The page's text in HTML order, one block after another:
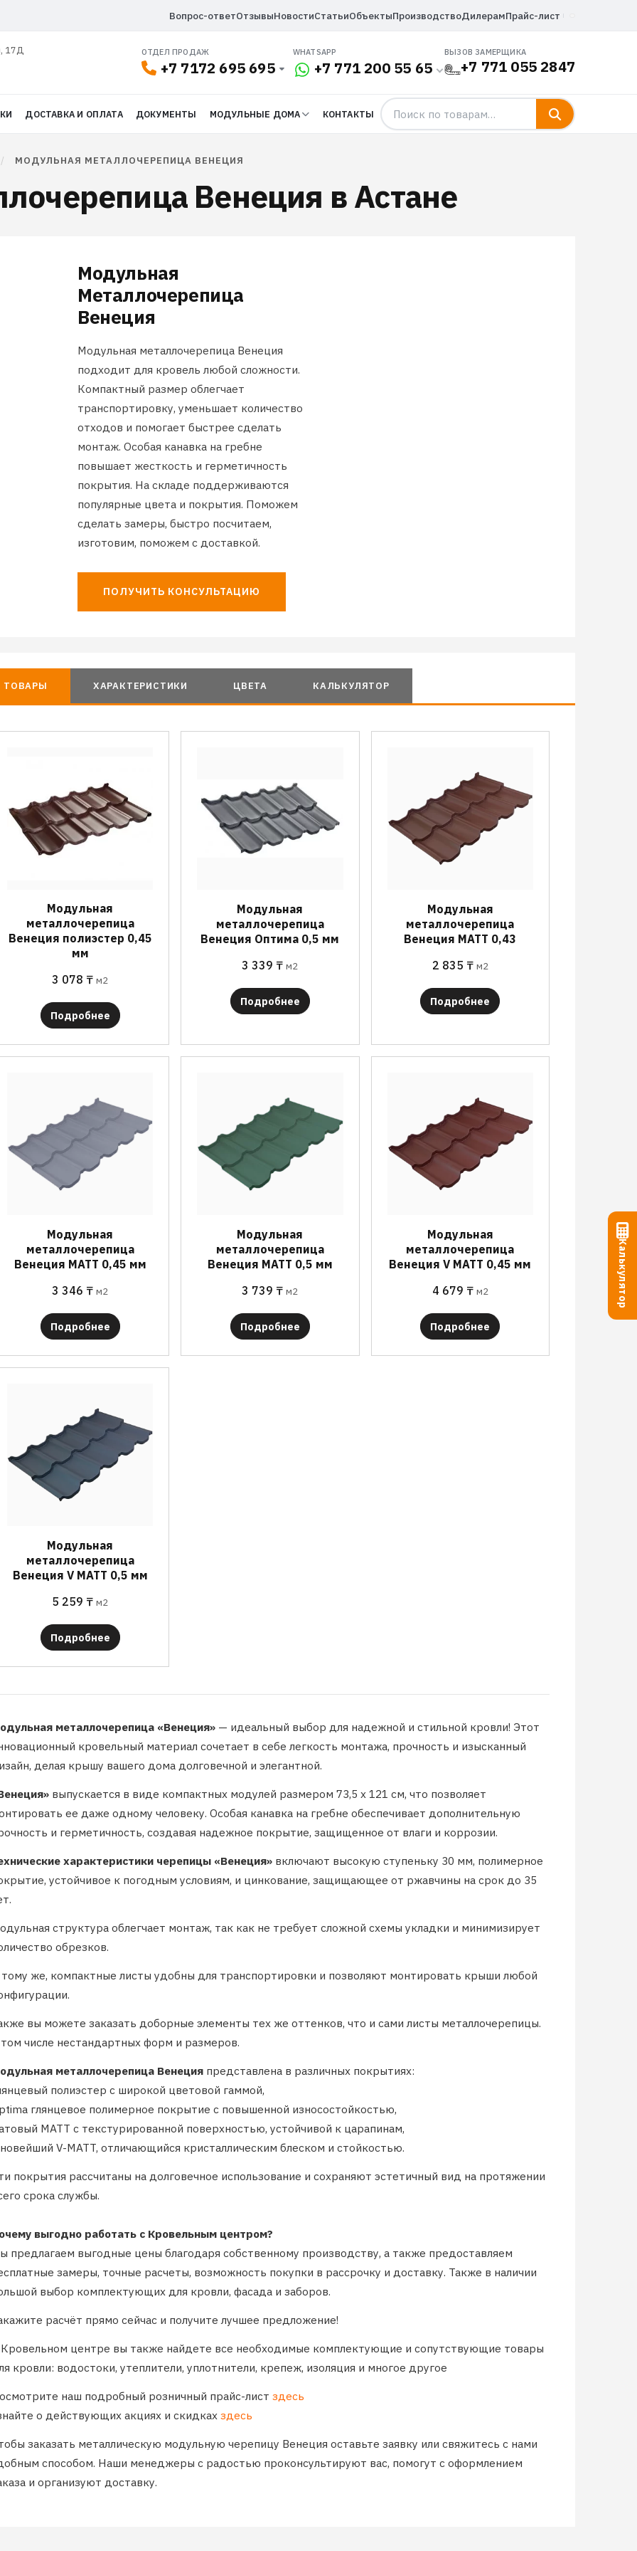
Вопрос-ответОтзывыНовостиСтатьиОбъектыПроизводствоДилерамПрайс-лист
17Д
ОТДЕЛ ПРОДАЖ
+7 7172 695 695
WHATSAPP
+7 771 200 55 65
ВЫЗОВ ЗАМЕРЩИКА
+7 771 055 2847
ДОСТАВКА И ОПЛАТА ДОКУМЕНТЫ МОДУЛЬНЫЕ ДОМА КОНТАКТЫ
/ МОДУЛЬНАЯ МЕТАЛЛОЧЕРЕПИЦА ВЕНЕЦИЯ
Венеция в Астане
Модульная
Металлочерепица
Венеция
Модульная металлочерепица Венеция
подходит для кровель любой сложности.
Компактный размер облегчает
транспортировку, уменьшает количество
отходов и помогает быстрее сделать
монтаж. Особая канавка на гребне
повышает жесткость и герметичность
покрытия. На складе поддерживаются
популярные цвета и покрытия. Поможем
сделать замеры, быстро посчитаем,
изготовим, поможем с доставкой.
ПОЛУЧИТЬ КОНСУЛЬТАЦИЮ
ТОВАРЫ ХАРАКТЕРИСТИКИ ЦВЕТА КАЛЬКУЛЯТОР
Модульная
металлочерепица
Венеция полиэстер 0,45
мм
3 078 ₸ м2
Подробнее
Модульная
металлочерепица
Венеция Оптима 0,5 мм
3 339 ₸ м2
Подробнее
Модульная
металлочерепица
Венеция МАТТ 0,43
2 835 ₸ м2
Подробнее
Модульная
металлочерепица
Венеция МАТТ 0,45 мм
3 346 ₸ м2
Подробнее
Модульная
металлочерепица
Венеция МАТТ 0,5 мм
3 739 ₸ м2
Подробнее
Модульная
металлочерепица
Венеция V МАТТ 0,45 мм
4 679 ₸ м2
Подробнее
Модульная
металлочерепица
Венеция V МАТТ 0,5 мм
5 259 ₸ м2
Подробнее
металлочерепица «Венеция» — идеальный выбор для надежной и стильной кровли! Этот
кровельный материал сочетает в себе легкость монтажа, прочность и изысканный
делая крышу вашего дома долговечной и элегантной.
выпускается в виде компактных модулей размером 73,5 х 121 см, что позволяет
ее даже одному человеку. Особая канавка на гребне обеспечивает дополнительную
и герметичность, создавая надежное покрытие, защищенное от влаги и коррозии.
характеристики черепицы «Венеция» включают высокую ступеньку 30 мм, полимерное
устойчивое к погодным условиям, и цинкование, защищающее от ржавчины на срок до 35
структура облегчает монтаж, так как не требует сложной схемы укладки и минимизирует
обрезков.
же, компактные листы удобны для транспортировки и позволяют монтировать крыши любой
вы можете заказать доборные элементы тех же оттенков, что и сами листы металлочерепицы.
числе нестандартных форм и размеров.
металлочерепица Венеция представлена в различных покрытиях:
полиэстер с широкой цветовой гаммой,
глянцевое полимерное покрытие с повышенной износостойкостью,
MATT с текстурированной поверхностью, устойчивой к царапинам,
V-MATT, отличающийся кристаллическим блеском и стойкостью.
покрытия рассчитаны на долговечное использование и сохраняют эстетичный вид на протяжении
срока службы.
выгодно работать с Кровельным центром?
предлагаем выгодные цены благодаря собственному производству, а также предоставляем
замеры, точные расчеты, возможность покупки в рассрочку и доставку. Также в наличии
выбор комплектующих для кровли, фасада и заборов.
расчёт прямо сейчас и получите лучшее предложение!
центре вы также найдете все необходимые комплектующие и сопутствующие товары
кровли: водостоки, утеплители, уплотнители, крепеж, изоляция и многое другое
наш подробный розничный прайс-лист здесь
о действующих акциях и скидках здесь
заказать металлическую модульную черепицу Венеция оставьте заявку или свяжитесь с нами
способом. Наши менеджеры с радостью проконсультируют вас, помогут с оформлением
и организуют доставку.
Калькулятор